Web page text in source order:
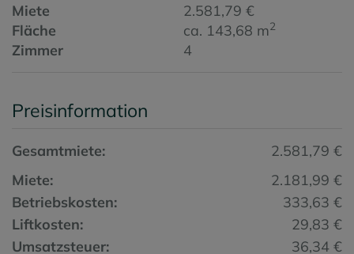
Miete
2.581,79 €
Fläche
ca. 143,68 m2
Zimmer 4
Preisinformation
Gesamtmiete:
2.581,79 €
Miete:
2.181,99 €
Betriebskosten:
333,63 €
Liftkosten:
29,83 €
Umsatzsteuer:
36,34 €